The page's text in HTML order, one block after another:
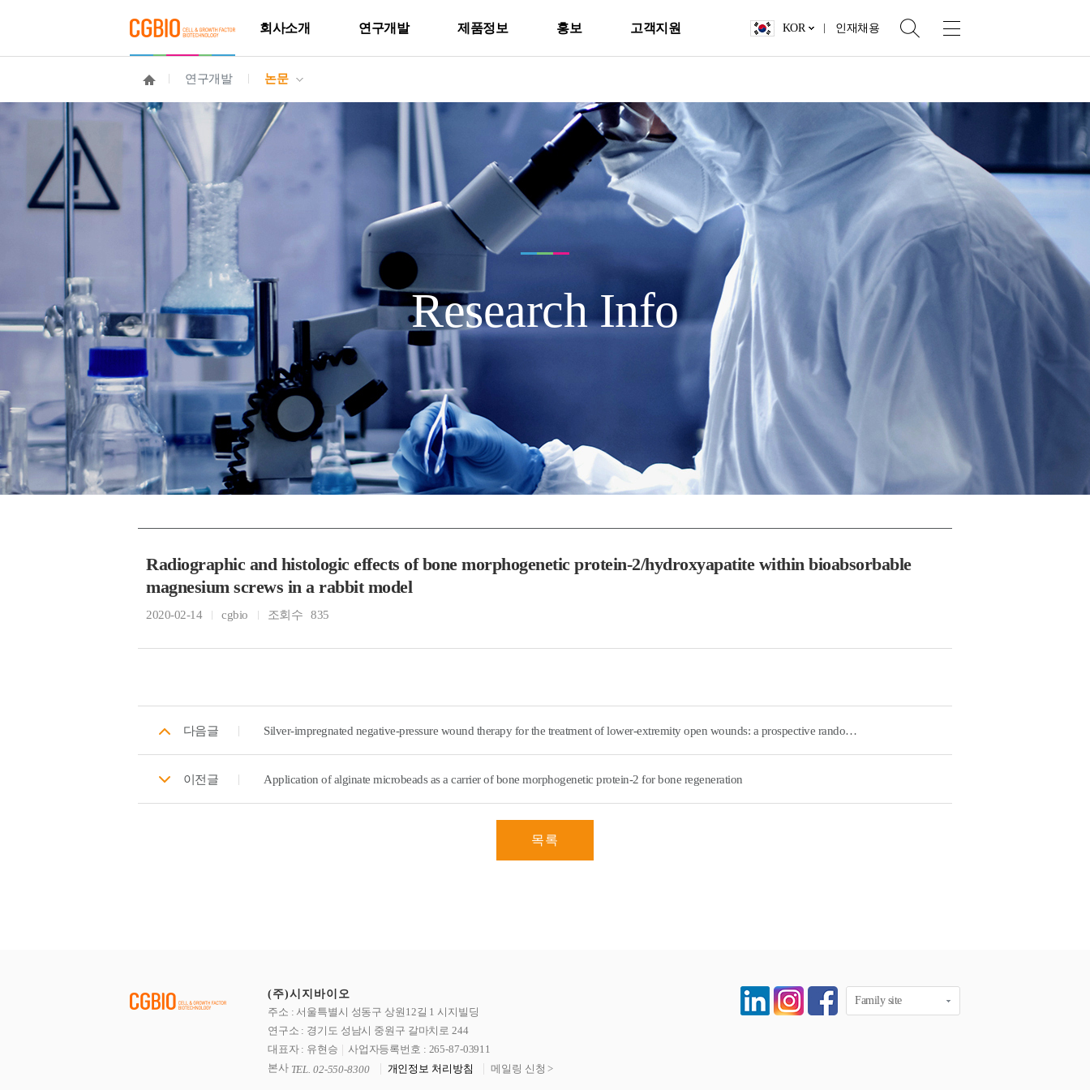
회사소개 연구개발 제품정보 홍보 고객지원 KOR 인재채용
연구개발 논문
Research Info
Radiographic and histologic effects of bone morphogenetic protein-2/hydroxyapatite within bioabsorbable
magnesium screws in a rabbit model
2020-02-14 cgbio 조회수 835
다음글 Silver-impregnated negative-pressure wound therapy for the treatment of lower-extremity open wounds: a prospective randomized clinical study
이전글 Application of alginate microbeads as a carrier of bone morphogenetic protein-2 for bone regeneration
목록
(주)시지바이오
주소 : 서울특별시 성동구 상원12길 1 시지빌딩
연구소 : 경기도 성남시 중원구 갈마치로 244
대표자 : 유현승
사업자등록번호 : 265-87-03911
본사 TEL. 02-550-8300 개인정보 처리방침 메일링 신청 >
Family site